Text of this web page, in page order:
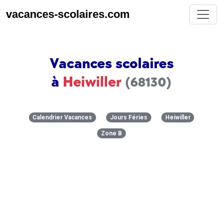
vacances-scolaires.com
Vacances scolaires
à Heiwiller (68130)
Calendrier Vacances Jours Féries Heiwiller
Zone B